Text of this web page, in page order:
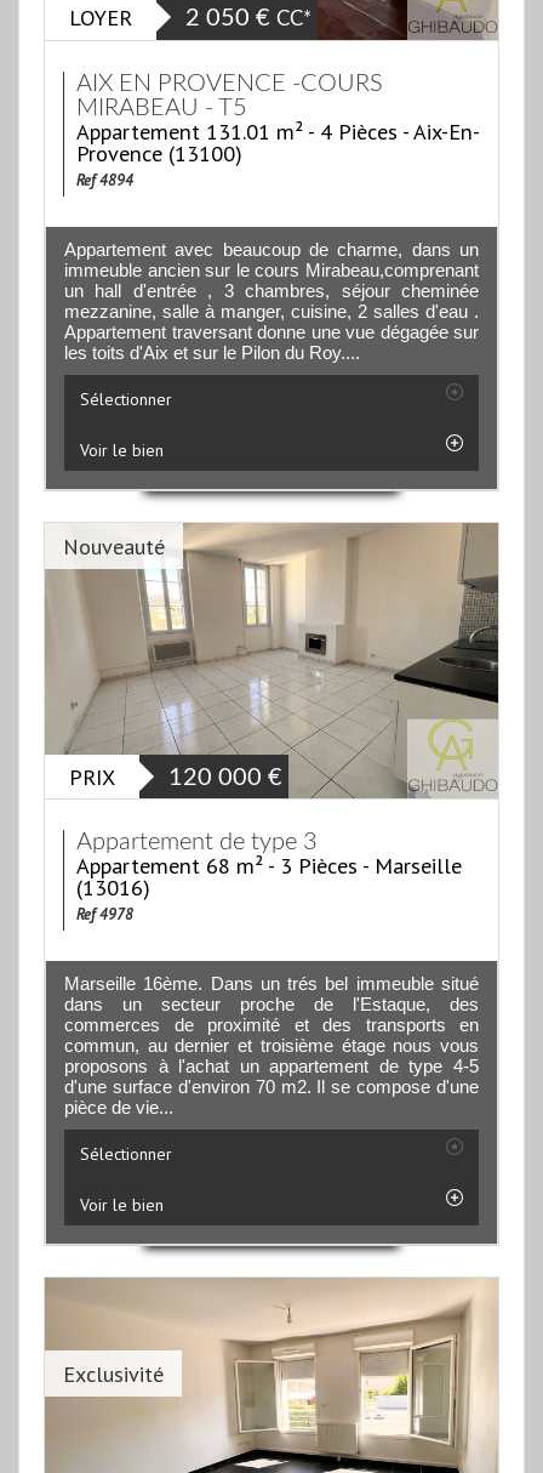
LOYER 2 050 € CC*
AIX EN PROVENCE -COURS
MIRABEAU - T5
Appartement 131.01 m² - 4 Pièces - Aix-En-
Provence (13100)
Ref 4894
Appartement avec beaucoup de charme, dans un
immeuble ancien sur le cours Mirabeau,comprenant
un hall d'entrée , 3 chambres, séjour cheminée
mezzanine, salle à manger, cuisine, 2 salles d'eau .
Appartement traversant donne une vue dégagée sur
les toits d'Aix et sur le Pilon du Roy....
Sélectionner
Voir le bien
Nouveauté
PRIX 120 000 €
Appartement de type 3
Appartement 68 m² - 3 Pièces - Marseille
(13016)
Ref 4978
Marseille 16ème. Dans un trés bel immeuble situé
dans un secteur proche de l'Estaque, des
commerces de proximité et des transports en
commun, au dernier et troisième étage nous vous
proposons à l'achat un appartement de type 4-5
d'une surface d'environ 70 m2. Il se compose d'une
pièce de vie...
Sélectionner
Voir le bien
Exclusivité